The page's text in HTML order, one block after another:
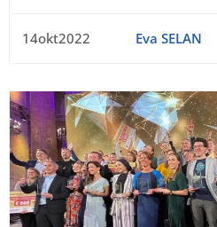
14okt2022 Eva SELAN